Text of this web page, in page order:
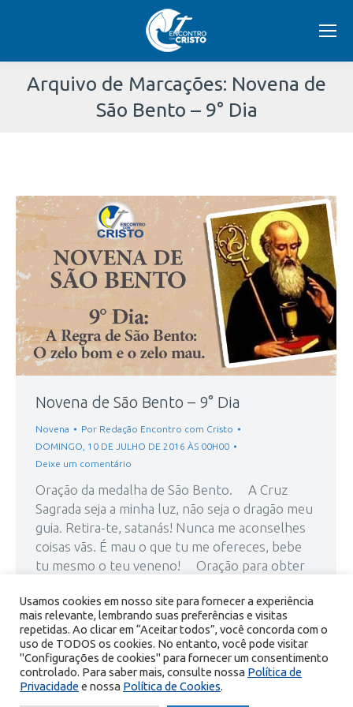
Arquivo de Marcações: Novena de
São Bento – 9° Dia
aqui:
Novena de São Bento – 9° Dia
Novena Por Redação Encontro com Cristo
DOMINGO, 10 DE JULHO DE 2016 ÀS 00H00
Deixe um comentário
Oração da medalha de São Bento. A Cruz
Sagrada seja a minha luz, não seja o dragão meu
guia. Retira-te, satanás! Nunca me aconselhes
coisas vãs. É mau o que tu me ofereces, bebe
tu mesmo o teu veneno! Oração para obter
Bento,…
Usamos cookies em nosso site para fornecer a experiência
mais relevante, lembrando suas preferências e visitas
repetidas. Ao clicar em “Aceitar todos”, você concorda com o
uso de TODOS os cookies. No entanto, você pode visitar
"Configurações de cookies" para fornecer um consentimento
controlado. Para saber mais, consulte nossa Política de
Privacidade e nossa Política de Cookies.